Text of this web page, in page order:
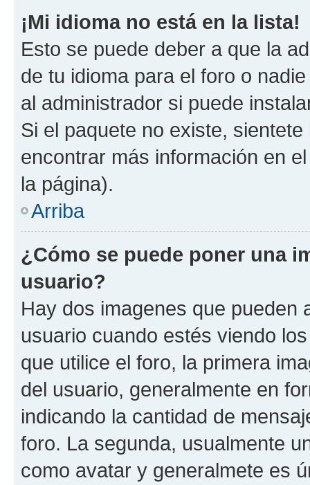
¡Mi idioma no está en la lista!
Esto se puede deber a que la
de tu idioma para el foro o
al administrador si puede
Si el paquete no existe,
encontrar más información en
la página).
Arriba
¿Cómo se puede poner una
usuario?
Hay dos imagenes que pueden
usuario cuando estés viendo
que utilice el foro, la primera
del usuario, generalmente en
indicando la cantidad de
foro. La segunda, usualmente
como avatar y generalmete es